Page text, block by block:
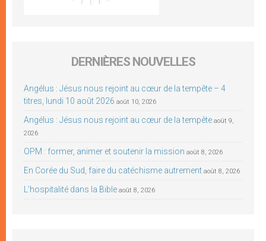
DERNIÈRES NOUVELLES
Angélus : Jésus nous rejoint au cœur de la tempête – 4
titres, lundi 10 août 2026 août 10, 2026
Angélus : Jésus nous rejoint au cœur de la tempête août 9,
2026
OPM : former, animer et soutenir la mission août 8, 2026
En Corée du Sud, faire du catéchisme autrement août 8, 2026
L’hospitalité dans la Bible août 8, 2026